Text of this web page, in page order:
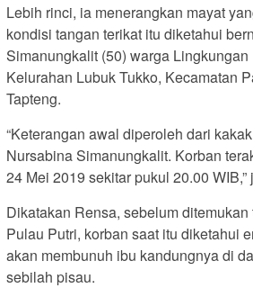
Lebih rinci, ia menerangkan mayat
kondisi tangan terikat itu diketahui
Simanungkalit (50) warga Lingkungan
Kelurahan Lubuk Tukko, Kecamatan
Tapteng.
“Keterangan awal diperoleh dari
Nursabina Simanungkalit. Korban
24 Mei 2019 sekitar pukul 20.00
Dikatakan Rensa, sebelum
Pulau Putri, korban saat itu diketahui
akan membunuh ibu kandungnya di
sebilah pisau.